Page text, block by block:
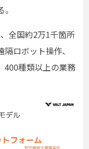
全国約2万1千箇所
ロボット操作、
400種類以上の業務